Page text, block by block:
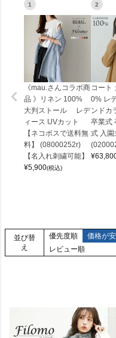
1
《mau.さんコラボ商
品 》リネン 100%
大判ストール レデ
ィース UVカット
【ネコポスで送料無
料】 (08000252r)
【名入れ刺繍可能】
¥5,900(税込)
2
コート
0% レ
ンドカ
卒業式
式 入園
¥
並び替
え
優先度順 価格が
レビュー順